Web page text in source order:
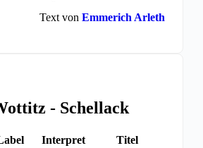
Text von Emmerich Arleth
- Schellack
Interpret Titel